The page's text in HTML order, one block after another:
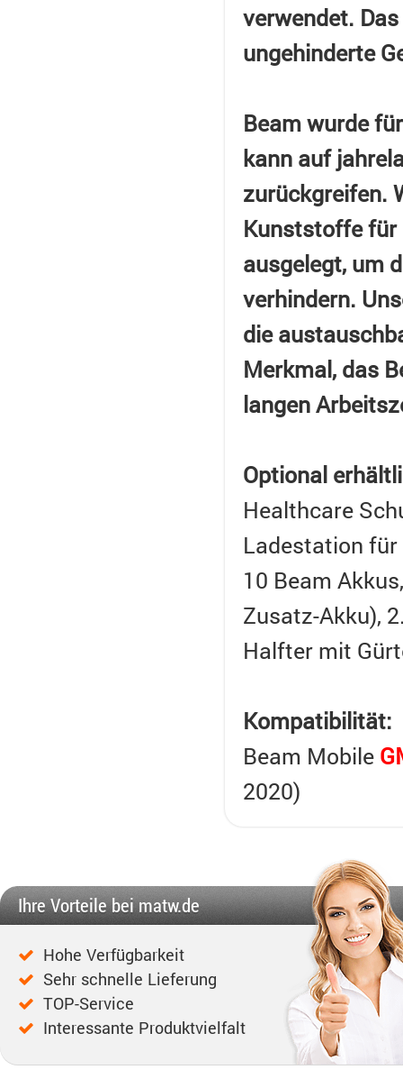
verwendet.
ungehinderte
Beam wurde
kann auf
zurückgreifen.
Kunststoffe für
ausgelegt, um
verhindern.
die
Merkmal, das
langen
Optional
Healthcare
Ladestation
10 Beam
Zusatz-Akku),
Halfter mit
Kompatibilität:
Beam Mobile
2020)
Ihre Vorteile bei matw.de
Hohe Verfügbarkeit
Sehr schnelle Lieferung
TOP-Service
Interessante Produktvielfalt